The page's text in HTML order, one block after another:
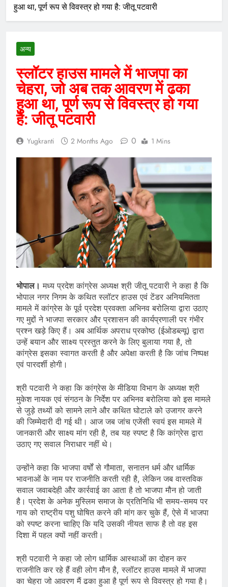
हुआ था, पूर्ण रूप से विवस्त्र हो गया है: जीतू पटवारी
अन्य
स्लॉटर हाउस मामले में भाजपा का
चेहरा, जो अब तक आवरण में ढका
हुआ था, पूर्ण रूप से विवस्त्र हो गया
है: जीतू पटवारी
Yugkranti 2 Months Ago 0 1 Mins
भोपाल। मध्य प्रदेश कांग्रेस अध्यक्ष श्री जीतू पटवारी ने कहा है कि
भोपाल नगर निगम के कथित स्लॉटर हाउस एवं टेंडर अनियमितता
मामले में कांग्रेस के पूर्व प्रदेश प्रवक्ता अभिनव बरोलिया द्वारा उठाए
गए मुद्दों ने भाजपा सरकार और प्रशासन की कार्यप्रणाली पर गंभीर
प्रश्न खड़े किए हैं। अब आर्थिक अपराध प्रकोष्ठ (ईओडब्ल्यू) द्वारा
उन्हें बयान और साक्ष्य प्रस्तुत करने के लिए बुलाया गया है, तो
कांग्रेस इसका स्वागत करती है और अपेक्षा करती है कि जांच निष्पक्ष
एवं पारदर्शी होगी।
श्री पटवारी ने कहा कि कांग्रेस के मीडिया विभाग के अध्यक्ष श्री
मुकेश नायक एवं संगठन के निर्देश पर अभिनव बरोलिया को इस मामले
से जुड़े तथ्यों को सामने लाने और कथित घोटाले को उजागर करने
की जिम्मेदारी दी गई थी। आज जब जांच एजेंसी स्वयं इस मामले में
जानकारी और साक्ष्य मांग रही है, तब यह स्पष्ट है कि कांग्रेस द्वारा
उठाए गए सवाल निराधार नहीं थे।
उन्होंने कहा कि भाजपा वर्षों से गौमाता, सनातन धर्म और धार्मिक
भावनाओं के नाम पर राजनीति करती रही है, लेकिन जब वास्तविक
सवाल जवाबदेही और कार्रवाई का आता है तो भाजपा मौन हो जाती
है। प्रदेश के अनेक मुस्लिम समाज के प्रतिनिधि भी समय-समय पर
गाय को राष्ट्रीय पशु घोषित करने की मांग कर चुके हैं, ऐसे में भाजपा
को स्पष्ट करना चाहिए कि यदि उसकी नीयत साफ है तो वह इस
दिशा में पहल क्यों नहीं करती।
श्री पटवारी ने कहा जो लोग धार्मिक आस्थाओं का दोहन कर
राजनीति कर रहे हैं वही लोग मौन है, स्लॉटर हाउस मामले में भाजपा
का चेहरा जो आवरण मैं ढका हुआ है पूर्ण रूप से विवस्त्र हो गया है।